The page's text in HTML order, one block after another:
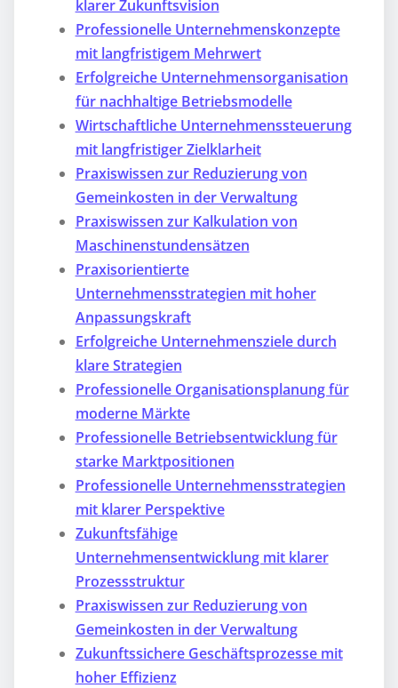
klarer Zukunftsvision
Professionelle Unternehmenskonzepte
mit langfristigem Mehrwert
Erfolgreiche Unternehmensorganisation
für nachhaltige Betriebsmodelle
Wirtschaftliche Unternehmenssteuerung
mit langfristiger Zielklarheit
Praxiswissen zur Reduzierung von
Gemeinkosten in der Verwaltung
Praxiswissen zur Kalkulation von
Maschinenstundensätzen
Praxisorientierte
Unternehmensstrategien mit hoher
Anpassungskraft
Erfolgreiche Unternehmensziele durch
klare Strategien
Professionelle Organisationsplanung für
moderne Märkte
Professionelle Betriebsentwicklung für
starke Marktpositionen
Professionelle Unternehmensstrategien
mit klarer Perspektive
Zukunftsfähige
Unternehmensentwicklung mit klarer
Prozessstruktur
Praxiswissen zur Reduzierung von
Gemeinkosten in der Verwaltung
Zukunftssichere Geschäftsprozesse mit
hoher Effizienz